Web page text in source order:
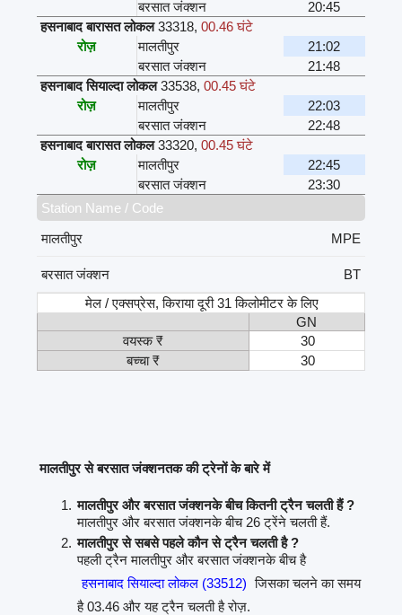
बरसात जंक्शन
20:45
हसनाबाद बारासत लोकल 33318, 00.46 घंटे
रोज़
मालतीपुर
21:02
बरसात जंक्शन
21:48
हसनाबाद सियाल्दा लोकल 33538, 00.45 घंटे
रोज़
मालतीपुर
22:03
बरसात जंक्शन
22:48
हसनाबाद बारासत लोकल 33320, 00.45 घंटे
रोज़
मालतीपुर
22:45
बरसात जंक्शन
23:30
Station Name / Code
मालतीपुर
MPE
बरसात जंक्शन
BT
मेल / एक्सप्रेस, किराया दूरी 31 किलोमीटर के लिए
GN
वयस्क ₹
30
बच्चा ₹
30
मालतीपुर से बरसात जंक्शनतक की ट्रेनों के बारे में
मालतीपुर और बरसात जंक्शनके बीच कितनी ट्रैन चलती हैं ?
मालतीपुर और बरसात जंक्शनके बीच 26 ट्रेंने चलती हैं.
मालतीपुर से सबसे पहले कौन से ट्रैन चलती है ?
पहली ट्रैन मालतीपुर और बरसात जंक्शनके बीच है
हसनाबाद सियाल्दा लोकल (33512) जिसका चलने का समय
है 03.46 और यह ट्रैन चलती है रोज़.